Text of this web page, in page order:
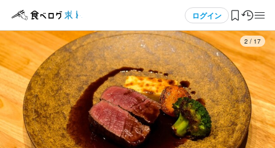
ログイン
ログイン・無料会員登録
食べログ求人TOP
求人検索
3 / 17
応募画面へ進む
応募画面へ進む